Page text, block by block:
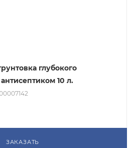
глубокого
10 л.
ЗАКАЗАТЬ